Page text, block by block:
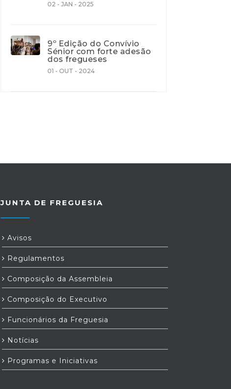
02 - JAN - 2025
9º Edição do Convívio
Sénior com forte adesão
dos fregueses
01 - OUT - 2024
JUNTA DE FREGUESIA
Avisos
Regulamentos
Composição da Assembleia
Composição do Executivo
Funcionários da Freguesia
Notícias
Programas e Iniciativas